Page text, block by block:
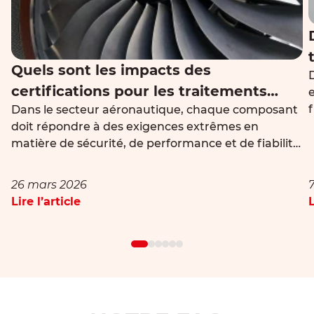
Quels sont les impacts des
certifications pour les traitements
thermiques dans le secteur
aéronautique ?
Dans le secteur aéronautique, chaque composant
doit répondre à des exigences extrêmes en
matière de sécurité, de performance et de fiabilité.
l’obtention des propriétés mécaniques attendues,
mais il ne peut être envisagé sans un cadre strict
26 mars 2026
Lire l’article